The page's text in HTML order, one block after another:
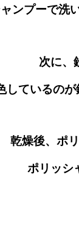
ンプーで洗
次に、
しているのが
乾燥後、ポ
ポリッシ